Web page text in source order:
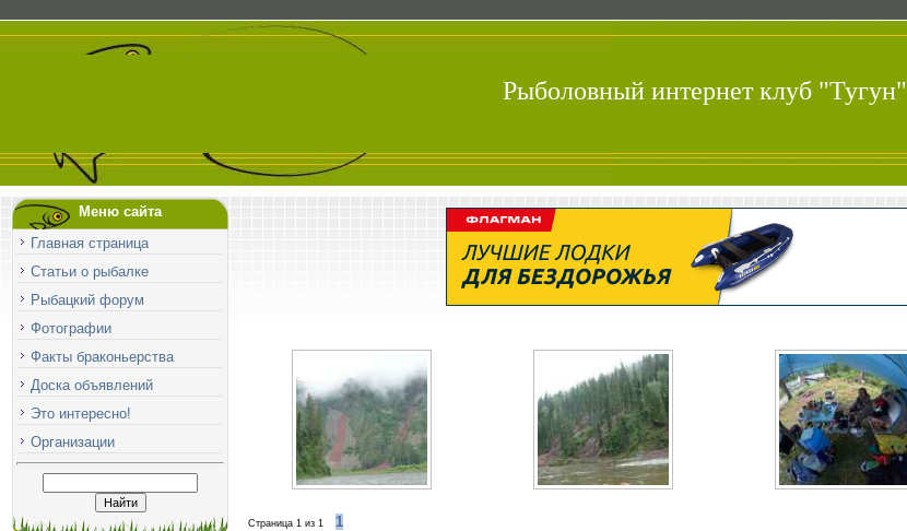
Рыболовный интернет клуб "Тугун"
Меню сайта
Главная страница
Статьи о рыбалке
Рыбацкий форум
Фотографии
Факты браконьерства
Доска объявлений
Это интересно!
Организации
Страница 1 из 1
1